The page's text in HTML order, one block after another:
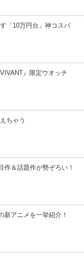
「10万円台」神コスパ
』限定ウオッチ
ちゃう
作＆話題作が勢ぞろい！
新アニメを一挙紹介！